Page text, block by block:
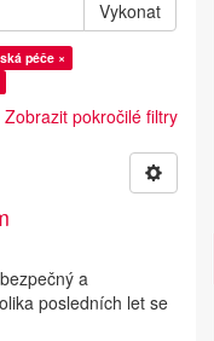
Vykonat
péče ×
Zobrazit pokročilé filtry
a
posledních let se